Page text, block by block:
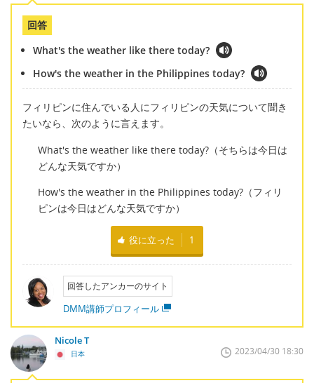
回答
What's the weather like there today?
How's the weather in the Philippines today?
フィリピンに住んでいる人にフィリピンの天気について聞き
たいなら、次のように言えます。
What's the weather like there today?（そちらは今日は
どんな天気ですか）
How's the weather in the Philippines today?（フィリ
ピンは今日はどんな天気ですか）
役に立った 1
回答したアンカーのサイト
DMM講師プロフィール
Nicole T
日本 2023/04/30 18:30